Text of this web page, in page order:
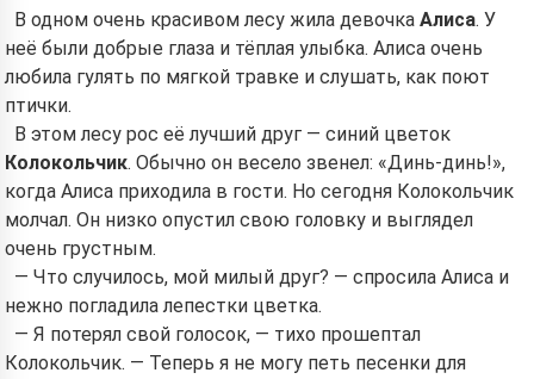
В одном очень красивом лесу жила девочка Алиса. У
неё были добрые глаза и тёплая улыбка. Алиса очень
любила гулять по мягкой травке и слушать, как поют
птички.
В этом лесу рос её лучший друг — синий цветок
Колокольчик. Обычно он весело звенел: «Динь-динь!»,
когда Алиса приходила в гости. Но сегодня Колокольчик
молчал. Он низко опустил свою головку и выглядел
очень грустным.
— Что случилось, мой милый друг? — спросила Алиса и
нежно погладила лепестки цветка.
— Я потерял свой голосок, — тихо прошептал
Колокольчик. — Теперь я не могу петь песенки для